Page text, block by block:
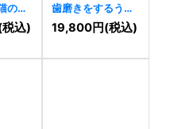
のか
税込)
歯磨きをするうさ
ぎのかわいいロゴ
11361 ]
19,800円(税込)